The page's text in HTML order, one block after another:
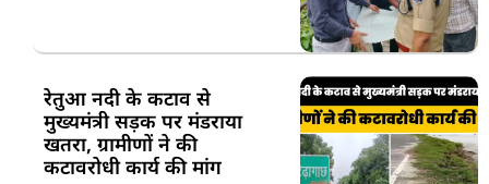
रेतुआ नदी के कटाव से
मुख्यमंत्री सड़क पर मंडराया
खतरा, ग्रामीणों ने की
कटावरोधी कार्य की मांग